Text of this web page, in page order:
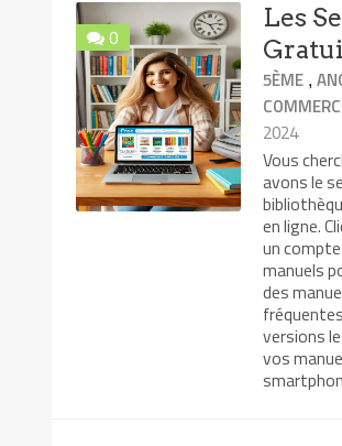
0
Les
5ÈME ,
2024
Vous
avons le
en ligne.
un
manuels
des
versions
vos